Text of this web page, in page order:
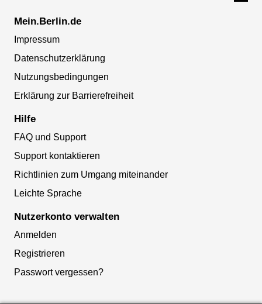
Mein.Berlin.de
Impressum
Datenschutzerklärung
Nutzungsbedingungen
Erklärung zur Barrierefreiheit
Hilfe
FAQ und Support
Support kontaktieren
Richtlinien zum Umgang miteinander
Leichte Sprache
Nutzerkonto verwalten
Anmelden
Registrieren
Passwort vergessen?